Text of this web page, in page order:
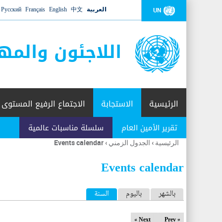
UN العربية 中文
English
Français
Русский
اللاجئون
الرئيسية الاستجابة
تقرير الأمين العام سلسلة مناسبات عالمية
الاجتماع الرفيع المستوى
أنت
هنا
الرئيسية › الجدول الزمني ›
Events calendar
Events calendar
ا
ل
بالشهر باليوم السنة (علامة التبويب النشطة)